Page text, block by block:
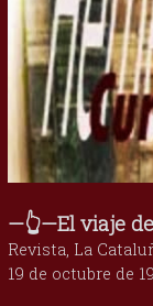
—👆—El viaje
Revista, La
19 de octubre de